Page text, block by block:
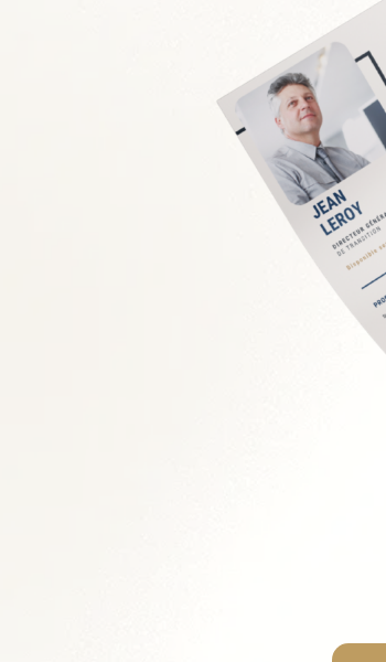
Stratégie achats et panel fournisseurs
Négociation et gestion des contrats
Achats directs et indirects
Gestion des risques fournisseurs
Performance achats et économies